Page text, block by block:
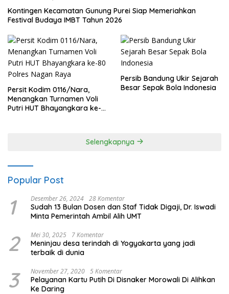
Kontingen Kecamatan Gunung Purei Siap Memeriahkan
Festival Budaya IMBT Tahun 2026
Persit Kodim 0116/Nara,
Menangkan Turnamen Voli
Putri HUT Bhayangkara ke-
Persib Bandung Ukir Sejarah
Besar Sepak Bola Indonesia
Selengkapnya
Popular Post
1 Desember 26, 2024 28 Komentar
Sudah 13 Bulan Dosen dan Staf Tidak Digaji, Dr. Iswadi
Minta Pemerintah Ambil Alih UMT
2 Mei 30, 2025 7 Komentar
Meninjau desa terindah di Yogyakarta yang jadi
terbaik di dunia
3 November 27, 2020 5 Komentar
Pelayanan Kartu Putih Di Disnaker Morowali Di Alihkan
Ke Daring